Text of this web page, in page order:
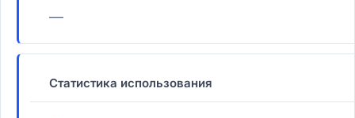
—
Статистика использования